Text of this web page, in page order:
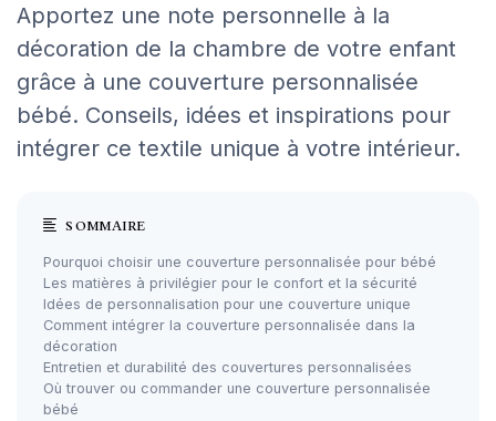
Apportez une note personnelle à la
décoration de la chambre de votre enfant
grâce à une couverture personnalisée
bébé. Conseils, idées et inspirations pour
intégrer ce textile unique à votre intérieur.
SOMMAIRE
Pourquoi choisir une couverture personnalisée pour bébé
Les matières à privilégier pour le confort et la sécurité
Idées de personnalisation pour une couverture unique
Comment intégrer la couverture personnalisée dans la
décoration
Entretien et durabilité des couvertures personnalisées
Où trouver ou commander une couverture personnalisée
bébé